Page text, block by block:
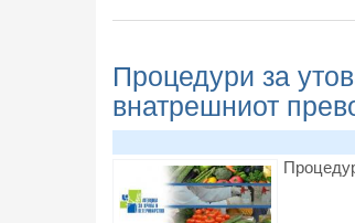
Процедури за
внатрешниот